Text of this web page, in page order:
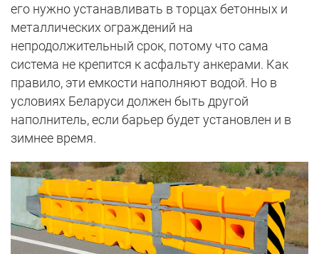
его нужно устанавливать в торцах бетонных и
металлических ограждений на
непродолжительный срок, потому что сама
система не крепится к асфальту анкерами. Как
правило, эти емкости наполняют водой. Но в
условиях Беларуси должен быть другой
наполнитель, если барьер будет установлен и в
зимнее время.